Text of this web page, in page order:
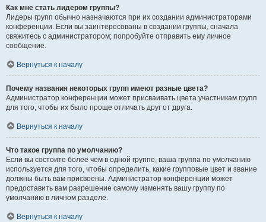
Как мне стать лидером группы?
Лидеры групп обычно назначаются при их создании администраторами
конференции. Если вы заинтересованы в создании группы, сначала
свяжитесь с администратором; попробуйте отправить ему личное
сообщение.
Вернуться к началу
Почему названия некоторых групп имеют разные цвета?
Администратор конференции может присваивать цвета участникам групп
для того, чтобы их было проще отличать друг от друга.
Вернуться к началу
Что такое группа по умолчанию?
Если вы состоите более чем в одной группе, ваша группа по умолчанию
используется для того, чтобы определить, какие групповые цвет и звание
должны быть вам присвоены. Администратор конференции может
предоставить вам разрешение самому изменять вашу группу по
умолчанию в личном разделе.
Вернуться к началу